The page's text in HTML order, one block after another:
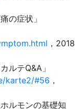
の症状」
，2018
ルテQ&A」
karte2/#56 ，
ルモンの基礎知